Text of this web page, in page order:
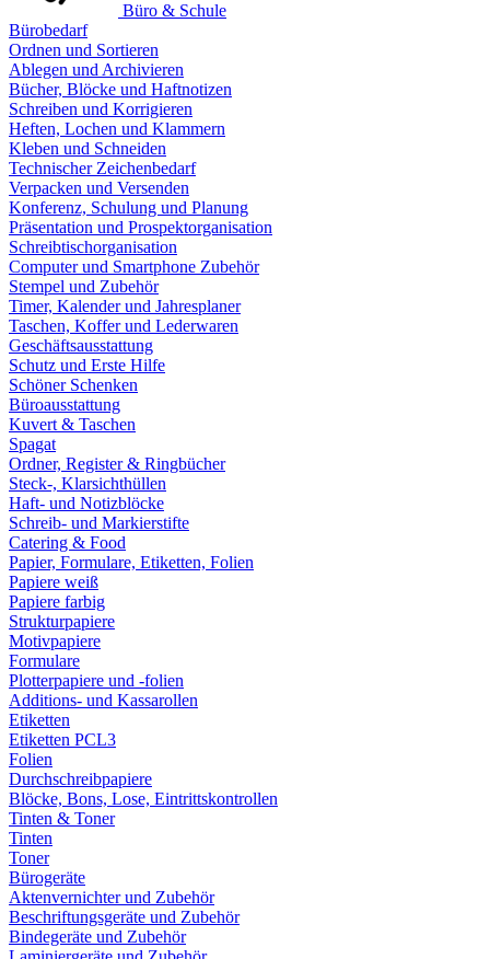
Büro & Schule
Bürobedarf
Ordnen und Sortieren
Ablegen und Archivieren
Bücher, Blöcke und Haftnotizen
Schreiben und Korrigieren
Heften, Lochen und Klammern
Kleben und Schneiden
Technischer Zeichenbedarf
Verpacken und Versenden
Konferenz, Schulung und Planung
Präsentation und Prospektorganisation
Schreibtischorganisation
Computer und Smartphone Zubehör
Stempel und Zubehör
Timer, Kalender und Jahresplaner
Taschen, Koffer und Lederwaren
Geschäftsausstattung
Schutz und Erste Hilfe
Schöner Schenken
Büroausstattung
Kuvert & Taschen
Spagat
Ordner, Register & Ringbücher
Steck-, Klarsichthüllen
Haft- und Notizblöcke
Schreib- und Markierstifte
Catering & Food
Papier, Formulare, Etiketten, Folien
Papiere weiß
Papiere farbig
Strukturpapiere
Motivpapiere
Formulare
Plotterpapiere und -folien
Additions- und Kassarollen
Etiketten
Etiketten PCL3
Folien
Durchschreibpapiere
Blöcke, Bons, Lose, Eintrittskontrollen
Tinten & Toner
Tinten
Toner
Bürogeräte
Aktenvernichter und Zubehör
Beschriftungsgeräte und Zubehör
Bindegeräte und Zubehör